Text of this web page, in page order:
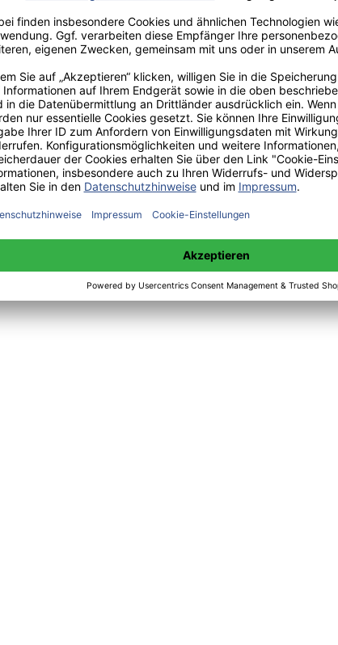
- bis zu 40%.
hochwertiges Fachbuch in unserem renommierten Buchverlag.
und machen Sie sich bekannt.
unter +49(0)176-85996762 erreichbar.
z.B. amazon erhältlich.